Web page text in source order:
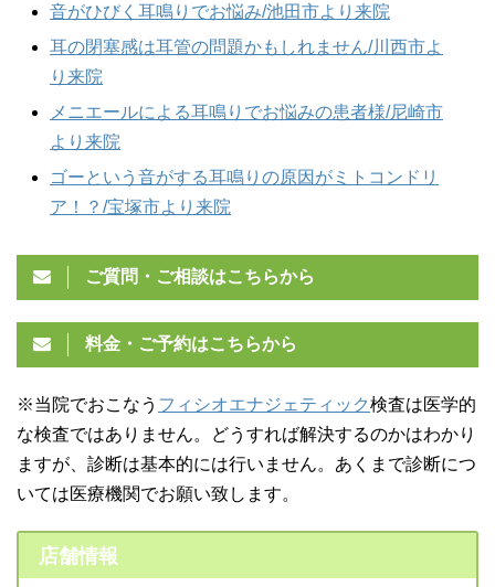
音がひびく耳鳴りでお悩み/池田市より来院
耳の閉塞感は耳管の問題かもしれません/川西市よ
り来院
メニエールによる耳鳴りでお悩みの患者様/尼崎市
より来院
ゴーという音がする耳鳴りの原因がミトコンドリ
ア！？/宝塚市より来院
ご質問・ご相談はこちらから
料金・ご予約はこちらから
※当院でおこなう フィシオエナジェティック検査は医学的
な検査ではありません。どうすれば解決するのかはわかり
ますが、診断は基本的には行いません。あくまで診断につ
いては医療機関でお願い致します。
店舗情報